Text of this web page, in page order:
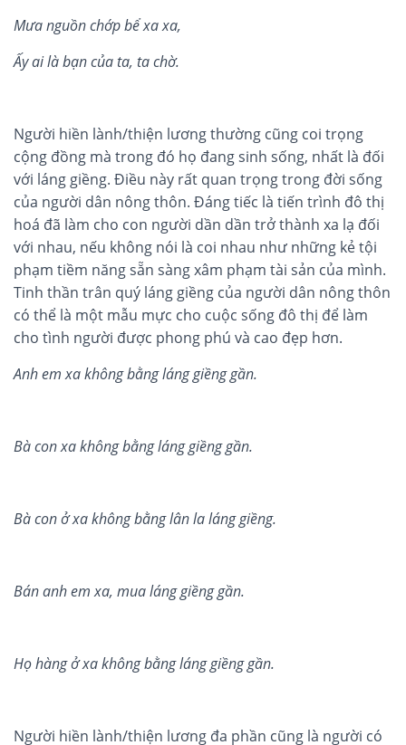
Mưa nguồn chớp bểxa xa,
Ấy ai là bạn của ta, ta chờ.
Người hiền lành/thiện lương thường cũng coi trọng
cộng đồng mà trong đó họ đang sinh sống, nhất là đối
với láng giềng. Điều này rất quan trọng trong đời sống
của người dân nông thôn. Đáng tiếc là tiến trình đô thị
hoá đã làm cho con người dần dần trở thành xa lạ đối
với nhau, nếu không nói là coi nhau như những kẻ tội
phạm tiềm năng sẵn sàng xâm phạm tài sản của mình.
Tinh thần trân quý láng giềng của người dân nông thôn
có thể là một mẫu mực cho cuộc sống đô thị để làm
cho tình người được phong phú và cao đẹp hơn.
Anh em xa không bằng láng giềng gần.
Bàcon xa không bằng láng giềng gần.
Bà conởxa không bằng lân la láng giềng.
Bán anh em xa, mua láng giềng gần.
Họhàngởxa không bằng láng giềng gần.
Người hiền lành/thiện lương đa phần cũng là người có